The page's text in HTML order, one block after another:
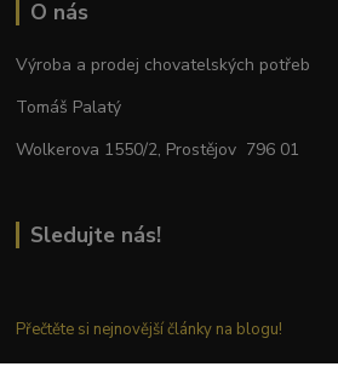
O nás
Výroba a prodej chovatelských potřeb
Tomáš Palatý
Wolkerova 1550/2, Prostějov 796 01
Sledujte nás!
Přečtěte si nejnovější články na blogu!